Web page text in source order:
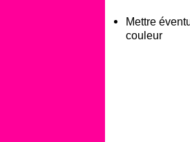
Mettre
couleur